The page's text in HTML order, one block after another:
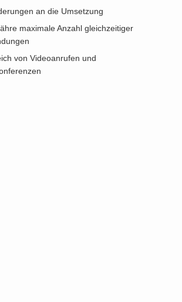
an die Umsetzung
maximale Anzahl gleichzeitiger
von Videoanrufen und